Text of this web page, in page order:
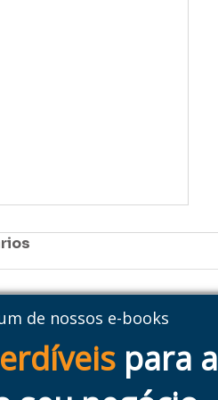
de nossos e-books
para a
de faturamento:
comentário